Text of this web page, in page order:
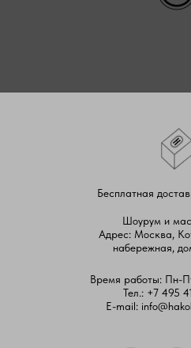
Шоурум и
Адрес: Москва,
набережная,
Время работы: Пн-
Тел.: +7 495
E-mail:
Бесплатная